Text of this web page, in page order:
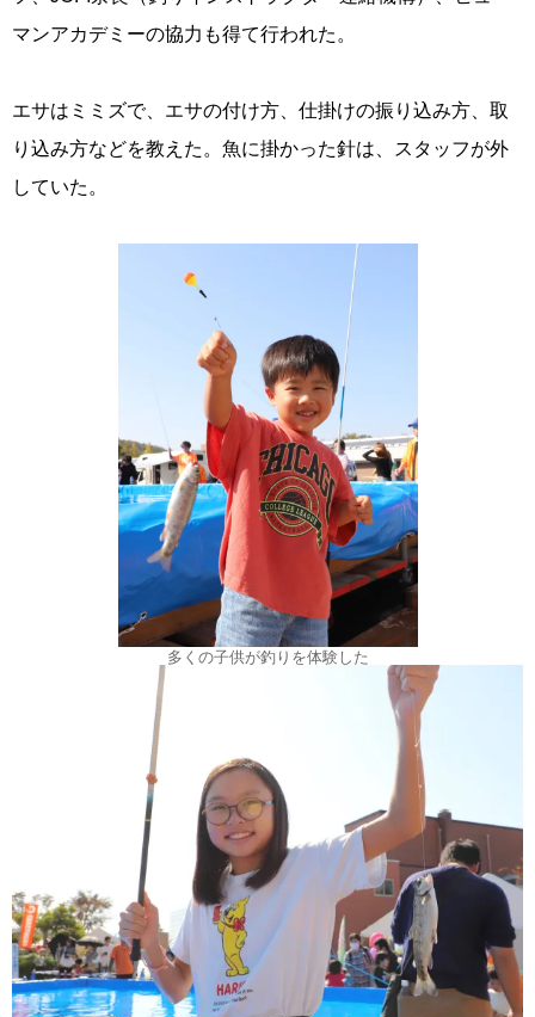
マンアカデミーの協力も得て行われた。
エサはミミズで、エサの付け方、仕掛けの振り込み方、取
り込み方などを教えた。魚に掛かった針は、スタッフが外
していた。
多くの子供が釣りを体験した